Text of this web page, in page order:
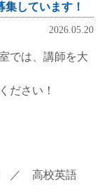
しています！
2026.05.20
では、講師を大
ださい！
／ 高校英語